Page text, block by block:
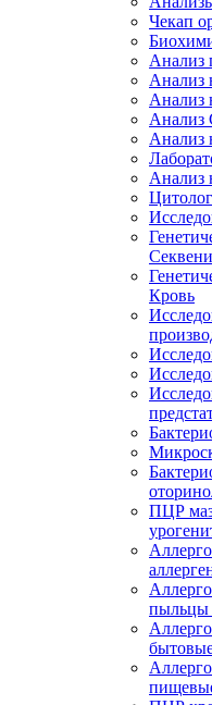
Чекап
Анализ
Анализ
Анализ
Анализ
Кровь
ПЦР
пыльцы